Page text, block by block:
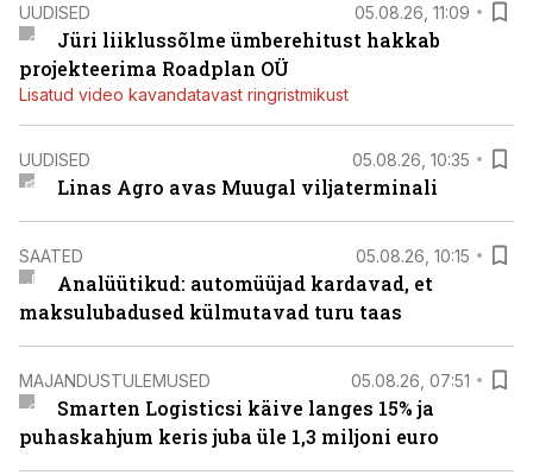
UUDISED 05.08.26, 11:09
Jüri liiklussõlme ümberehitust hakkab
projekteerima Roadplan OÜ
Lisatud video kavandatavast ringristmikust
UUDISED 05.08.26, 10:35
Linas Agro avas Muugal viljaterminali
SAATED 05.08.26, 10:15
Analüütikud: automüüjad kardavad, et
maksulubadused külmutavad turu taas
MAJANDUSTULEMUSED 05.08.26, 07:51
Smarten Logisticsi käive langes 15% ja
puhaskahjum keris juba üle 1,3 miljoni euro